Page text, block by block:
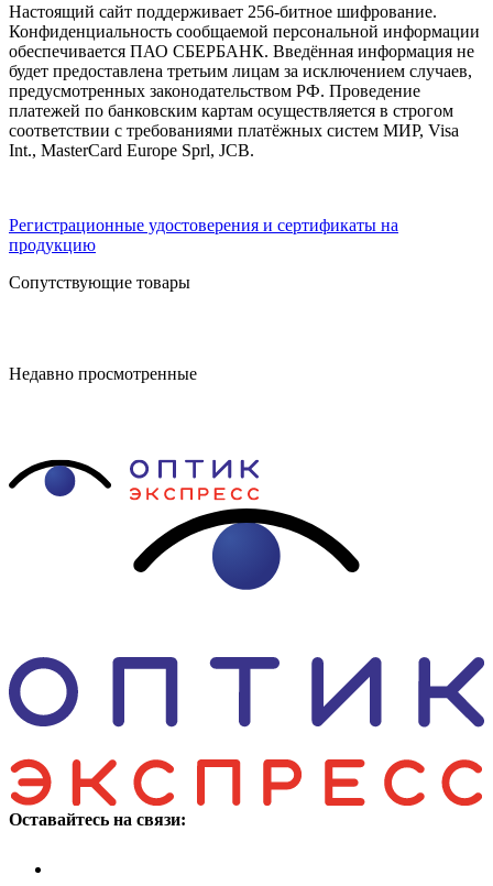
Настоящий сайт поддерживает 256-битное шифрование.
Конфиденциальность сообщаемой персональной информации
обеспечивается ПАО СБЕРБАНК. Введённая информация не
будет предоставлена третьим лицам за исключением случаев,
предусмотренных законодательством РФ. Проведение
платежей по банковским картам осуществляется в строгом
соответствии с требованиями платёжных систем МИР, Visa
Int., MasterCard Europe Sprl, JCB.
Регистрационные удостоверения и сертификаты на
продукцию
Сопутствующие товары
Недавно просмотренные
Оставайтесь на связи: